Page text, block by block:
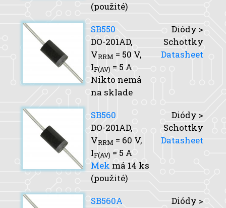
(použité)
SB550
DO-201AD,
VRRM = 50 V,
IF(AV) = 5 A
Nikto nemá
na sklade
Diódy >
Schottky
Datasheet
SB560
DO-201AD,
VRRM = 60 V,
IF(AV) = 5 A
Mek má 14 ks
(použité)
Diódy >
Schottky
Datasheet
SB560A
Diódy >